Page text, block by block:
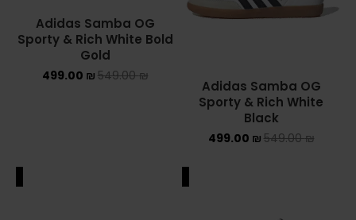
Adidas Samba OG
Sporty & Rich White
Black
549.00₪
499.00 ₪
Adidas Samba OG
Sporty & Rich White Bold
Gold
549.00₪
499.00 ₪